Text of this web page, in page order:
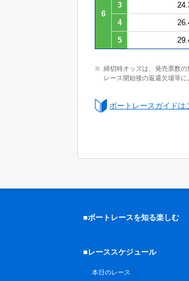
6
3
4
5
締切時オッズは、発売票数の
レース開始後の返還欠場等に
ボートレースガイドは
■ボートレースを知る楽しむ
■レーススケジュール
本日のレース